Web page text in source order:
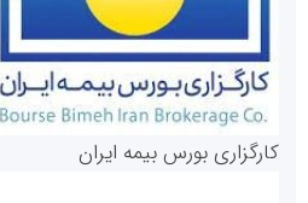
کارگزاری بورس بیمه ایران